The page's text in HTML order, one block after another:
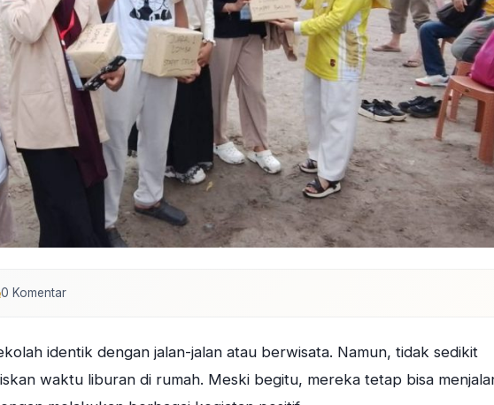
0 Komentar
identik dengan jalan-jalan atau berwisata. Namun, tidak sedikit
waktu liburan di rumah. Meski begitu, mereka tetap bisa